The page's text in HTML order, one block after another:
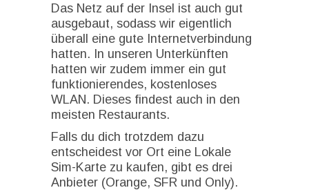
Das Netz auf der Insel ist auch gut
ausgebaut, sodass wir eigentlich
überall eine gute Internetverbindung
hatten. In unseren Unterkünften
hatten wir zudem immer ein gut
funktionierendes, kostenloses
WLAN. Dieses findest auch in den
meisten Restaurants.
Falls du dich trotzdem dazu
entscheidest vor Ort eine Lokale
Sim-Karte zu kaufen, gibt es drei
Anbieter (Orange, SFR und Only).